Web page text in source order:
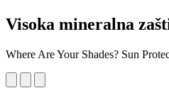
Visoka mineralna
Where Are Your Shades? Sun